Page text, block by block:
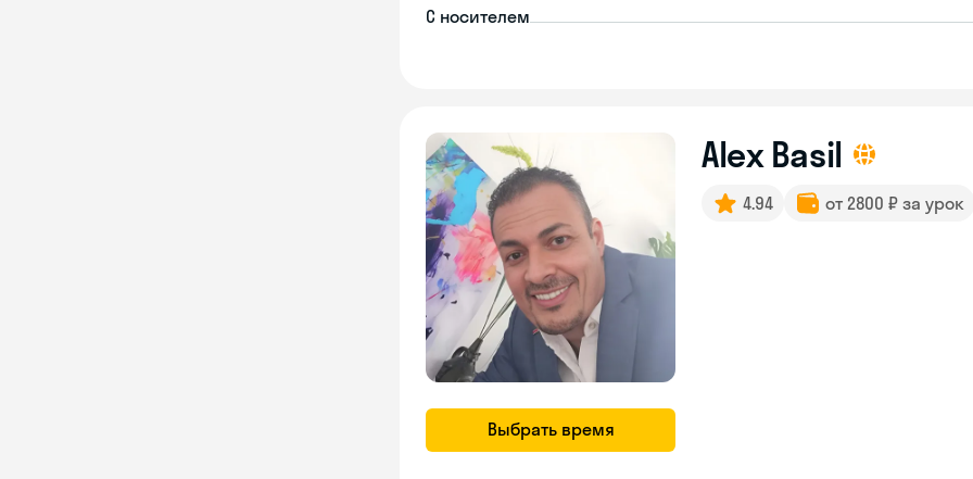
С носителем
Выбрать время
Alex Basil
4.94 от 2800 ₽ за урок